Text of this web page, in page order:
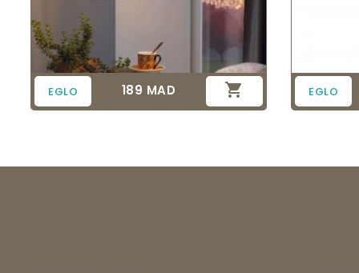
EGLO Prix
189 MAD  EGLO